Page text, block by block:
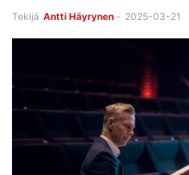
Tekijä Antti Häyrynen - 2025-03-21